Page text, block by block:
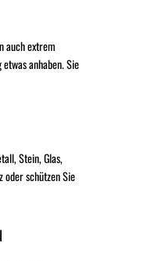
auch extrem
anhaben. Sie
Stein, Glas,
oder schützen Sie